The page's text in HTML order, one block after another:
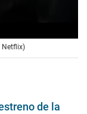
Netflix)
de la